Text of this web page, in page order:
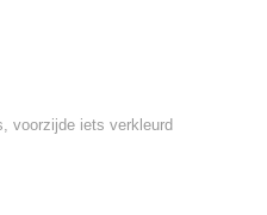
voorzijde iets verkleurd